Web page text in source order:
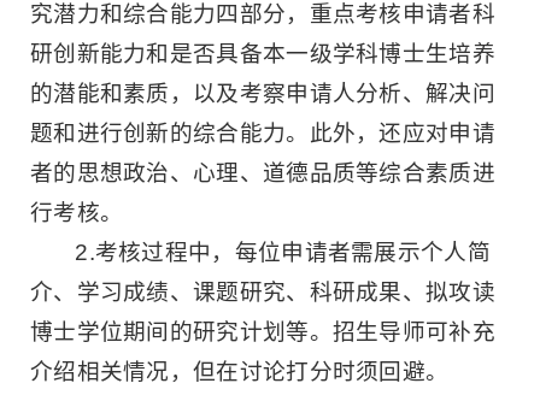
究潜力和综合能力四部分，重点考核申请者科
研创新能力和是否具备本一级学科博士生培养
的潜能和素质，以及考察申请人分析、解决问
题和进行创新的综合能力。此外，还应对申请
者的思想政治、心理、道德品质等综合素质进
行考核。
2.考核过程中，每位申请者需展示个人简
介、学习成绩、课题研究、科研成果、拟攻读
博士学位期间的研究计划等。招生导师可补充
介绍相关情况，但在讨论打分时须回避。